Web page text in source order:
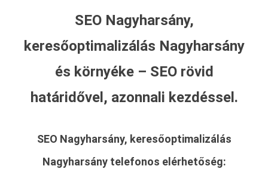
SEO Nagyharsány,
keresőoptimalizálás Nagyharsány
és környéke – SEO rövid
határidővel, azonnali kezdéssel.
SEO Nagyharsány, keresőoptimalizálás
Nagyharsány telefonos elérhetőség: